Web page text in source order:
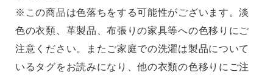
※この商品は色落ちをする可能性がございます。淡
色の衣類、革製品、布張りの家具等への色移りにご
注意ください。またご家庭での洗濯は製品について
いるタグをお読みになり、他の衣類の色移りにご注